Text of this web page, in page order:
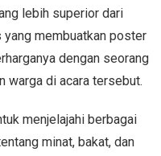
lebih superior dari
membuatkan poster
dengan seorang
warga di acara tersebut.
menjelajahi berbagai
minat, bakat, dan